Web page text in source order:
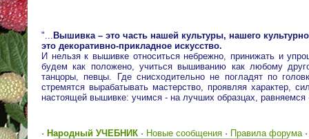
"... Вышивка – это часть нашей культуры, нашего
это декоративно-прикладное искусство.
И нельзя к вышивке относиться небрежно, принижать и
будем как положено, учиться вышиванию как любому
танцоры, певцы. Где снисходительно не погладят по
стремятся вырабатывать мастерство, проявляя характер,
настоящей вышивке: учимся - на лучших образцах,
· Народный УЧЕБНИК · Новые сообщения · Правила форума